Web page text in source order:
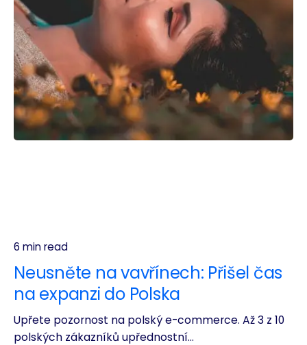
6 min read
Neusněte na vavřínech: Přišel čas
na expanzi do Polska
Upřete pozornost na polský e-commerce. Až 3 z 10
polských zákazníků upřednostní...